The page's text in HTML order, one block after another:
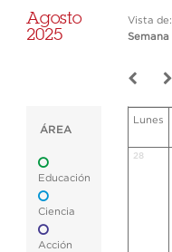
Agosto
2025
Vista de:
Semana
ÁREA
Educación
Ciencia
Acción
Lunes
28